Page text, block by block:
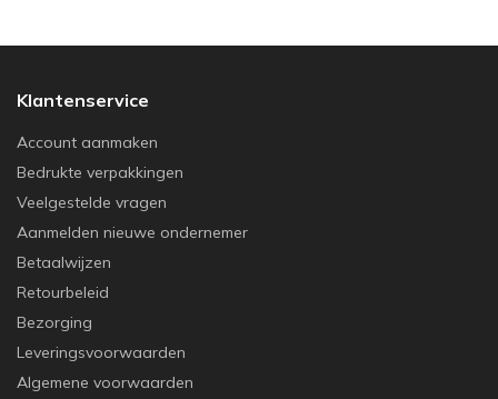
Klantenservice
Account aanmaken
Bedrukte verpakkingen
Veelgestelde vragen
Aanmelden nieuwe ondernemer
Betaalwijzen
Retourbeleid
Bezorging
Leveringsvoorwaarden
Algemene voorwaarden